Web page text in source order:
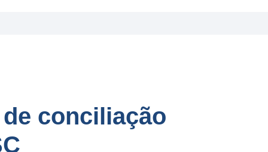
conciliação